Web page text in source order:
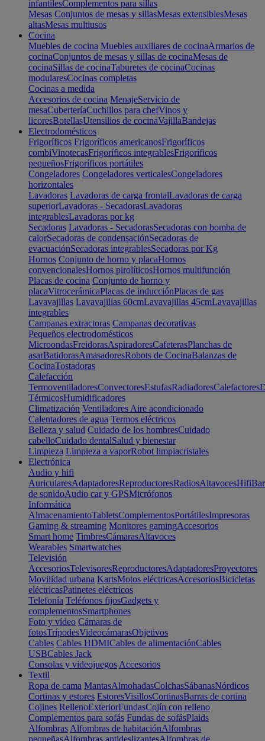
infantilesComplementos para sillas
Mesas Conjuntos de mesas y sillasMesas extensiblesMesas
altasMesas multiusos
Cocina
Muebles de cocina Muebles auxiliares de cocinaArmarios de
cocinaConjuntos de mesas y sillas de cocinaMesas de
cocinaSillas de cocinaTaburetes de cocinaCocinas
modularesCocinas completas
Cocinas a medida
Accesorios de cocina MenajeServicio de
mesaCuberteríaCuchillos para chefVinos y
licoresBotellasUtensilios de cocinaVajillaBandejas
Electrodomésticos
Frigoríficos Frigoríficos americanosFrigoríficos
combiVinotecasFrigoríficos integrablesFrigoríficos
pequeñosFrigoríficos portátiles
Congeladores Congeladores verticalesCongeladores
horizontales
Lavadoras Lavadoras de carga frontalLavadoras de carga
superiorLavadoras - SecadorasLavadoras
integrablesLavadoras por kg
Secadoras Lavadoras - SecadorasSecadoras con bomba de
calorSecadoras de condensaciónSecadoras de
evacuaciónSecadoras integrablesSecadoras por Kg
Hornos Conjunto de horno y placaHornos
convencionalesHornos pirolíticosHornos multifunción
Placas de cocina Conjunto de horno y
placaVitrocerámicaPlacas de inducciónPlacas de gas
Lavavajillas Lavavajillas 60cmLavavajillas 45cmLavavajillas
integrables
Campanas extractoras Campanas decorativas
Pequeños electrodomésticos
MicroondasFreidorasAspiradoresCafeterasPlanchas de
asarBatidorasAmasadoresRobots de CocinaBalanzas de
CocinaTostadoras
Calefacción
TermoventiladoresConvectoresEstufasRadiadoresCalefactores
TérmicosHumidificadores
Climatización Ventiladores Aire acondicionado
Calentadores de agua Termos eléctricos
Belleza y salud Cuidado de los hombresCuidado
cabelloCuidado dentalSalud y bienestar
Limpieza Limpieza a vaporRobot limpiacristales
Electrónica
Audio y hifi
AuricularesAdaptadoresReproductoresRadiosAltavocesHifi
de sonidoAudio car y GPSMicrófonos
Informática
AlmacenamientoTabletsComplementosPortátilesImpresoras
Gaming & streaming Monitores gamingAccesorios
Smart home TimbresCámarasAltavoces
Wearables Smartwatches
Televisión
AccesoriosTelevisoresReproductoresAdaptadoresProyectores
Movilidad urbana KartsMotos eléctricasAccesoriosBicicletas
eléctricasPatinetes eléctricos
Telefonía Teléfonos fijosGadgets y
complementosSmartphones
Foto y vídeo Cámaras de
fotosTrípodesVideocámarasObjetivos
Cables Cables HDMICables de alimentaciónCables
USBCables Jack
Consolas y videojuegos Accesorios
Textil
Ropa de cama MantasAlmohadasColchasSábanasNórdicos
Cortinas y estores EstoresVisillosCortinasBarras de cortina
Cojines RellenoExteriorFundasCojín con relleno
Complementos para sofás Fundas de sofásPlaids
Alfombras Alfombras de habitaciónAlfombras
pequeñasAlfombras antideslizantesAlfombras de